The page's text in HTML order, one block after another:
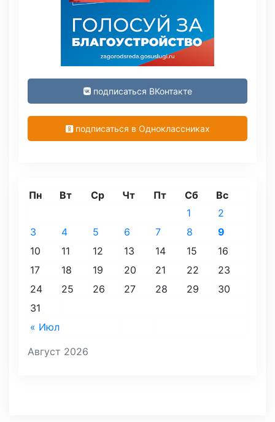
подписаться ВКонтакте
подписаться в Одноклассниках
Август 2026
Пн Вт Ср Чт Пт Сб Вс
« Июл
1
2
3
4 5 6 7 8
9
10
11 12 13 14 15
16
17
18 19 20 21 22
23
24
25 26 27 28 29
30
31